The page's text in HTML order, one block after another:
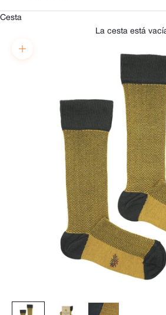
Cesta
La cesta está